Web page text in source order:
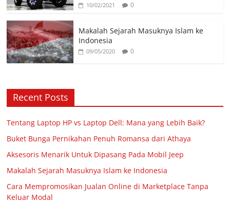
10/02/2021 0
Makalah Sejarah Masuknya Islam ke
Indonesia
09/05/2020 0
Recent Posts
Tentang Laptop HP vs Laptop Dell: Mana yang Lebih Baik?
Buket Bunga Pernikahan Penuh Romansa dari Athaya
Aksesoris Menarik Untuk Dipasang Pada Mobil Jeep
Makalah Sejarah Masuknya Islam ke Indonesia
Cara Mempromosikan Jualan Online di Marketplace Tanpa
Keluar Modal